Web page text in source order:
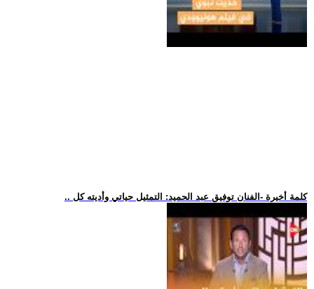
.. كلمة أخيرة -الفنان توفيق عبد الحميد: التمثيل حياتي وأديته كل